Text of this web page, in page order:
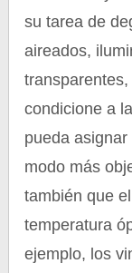
su tarea de
aireados,
condicione a
pueda
modo más
también que
temperatura
ejemplo, los